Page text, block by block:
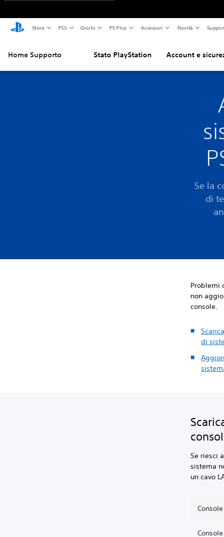
Store PS5 Giochi PS Plus Accessori Novità
Home Supporto Stato PlayStation Account e
Se la
di
Problemi
non
console.
di
Se riesci
sistema
un cavo